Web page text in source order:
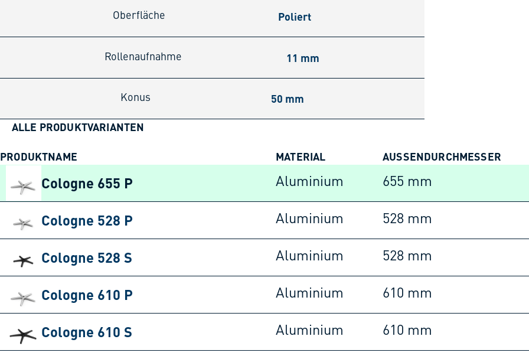
Oberfläche Poliert
Rollenaufnahme 11 mm
Konus 50 mm
ALLE PRODUKTVARIANTEN
PRODUKTNAME MATERIAL AUSSENDURCHMESSER
Cologne 655 P Aluminium 655 mm
Cologne 528 P Aluminium 528 mm
Cologne 528 S Aluminium 528 mm
Cologne 610 P Aluminium 610 mm
Cologne 610 S Aluminium 610 mm